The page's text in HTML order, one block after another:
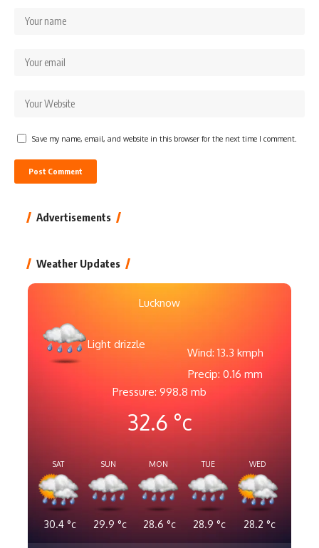
Save my name, email, and website in this browser for the next time I comment.
Advertisements
Weather Updates
Lucknow
Light drizzle
Wind: 13.3 kmph
Precip: 0.16 mm
Pressure: 998.8 mb
32.6 °c
SAT
30.4°c
SUN
29.9 °c
MON
28.6 °c
TUE
28.9 °c
WED
28.2 °c